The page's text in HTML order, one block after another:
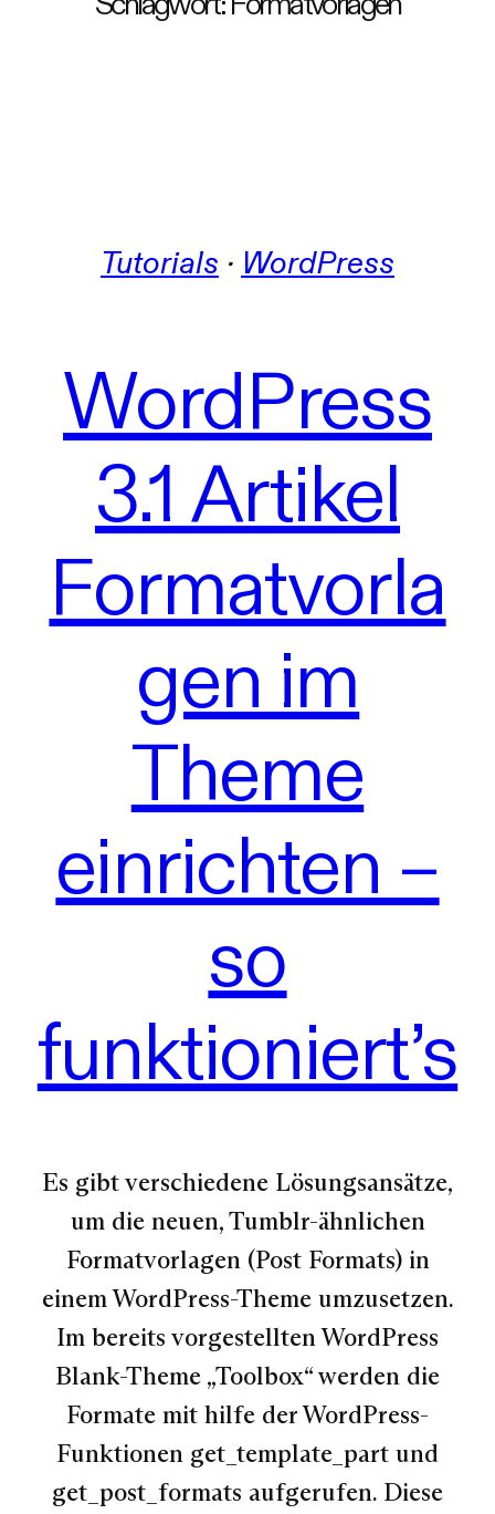
Tutorials · WordPress
WordPress
3.1 Artikel
Formatvorla
gen im
Theme
einrichten –
so
funktioniert’s
Es gibt verschiedene Lösungsansätze,
um die neuen, Tumblr-ähnlichen
Formatvorlagen (Post Formats) in
einem WordPress-Theme umzusetzen.
Im bereits vorgestellten WordPress
Blank-Theme „Toolbox“ werden die
Formate mit hilfe der WordPress-
Funktionen get_template_part und
get_post_formats aufgerufen. Diese